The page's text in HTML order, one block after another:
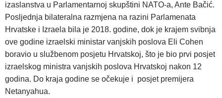
izaslanstva u Parlamentarnoj skupštini NATO-a, Ante Bačić.
Posljednja bilateralna razmjena na razini Parlamenata
Hrvatske i Izraela bila je 2018. godine, dok je krajem svibnja
ove godine izraelski ministar vanjskih poslova Eli Cohen
boravio u službenom posjetu Hrvatskoj, što je bio prvi posjet
izraelskog ministra vanjskih poslova Hrvatskoj nakon 12
godina. Do kraja godine se očekuje i posjet premijera
Netanyahua.